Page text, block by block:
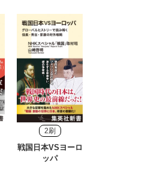
2刷
戦国日本VSヨーロ
ッパ